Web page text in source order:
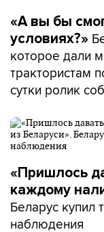
«А вы бы
условиях?»
которое дали
трактористам
сутки ролик
«Пришлось
каждому
Беларус купил
наблюдения